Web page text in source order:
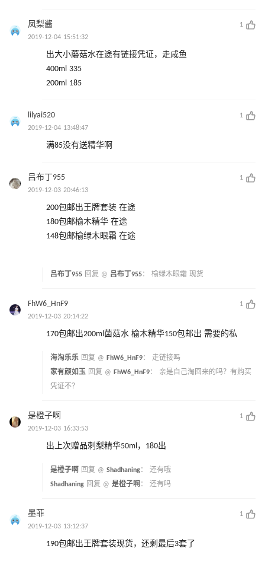
凤梨酱
1
2019-12-04 15:51:32
出大小蘑菇水在途有链接凭证，走咸鱼
400ml 335
200ml 185
lilyai520
1
2019-12-04 13:48:47
满85没有送精华啊
吕布丁955
1
2019-12-03 20:46:13
200包邮出王牌套装 在途
180包邮榆木精华 在途
148包邮榆绿木眼霜 在途
吕布丁955 回复 @ 吕布丁955： 榆绿木眼霜 现货
FhW6_HnF9
1
2019-12-03 20:14:22
170包邮出200ml菌菇水 榆木精华150包邮出 需要的私
海淘乐乐 回复 @ FhW6_HnF9： 走链接吗
家有颜如玉 回复 @ FhW6_HnF9： 亲是自己淘回来的吗？有购买
凭证不？
是橙子啊
1
2019-12-03 16:33:53
出上次赠品刺梨精华50ml，180出
是橙子啊 回复 @ Shadhaning： 还有哦
Shadhaning 回复 @ 是橙子啊 ： 还有吗
墨菲
1
2019-12-03 13:12:37
190包邮出王牌套装现货，还剩最后3套了